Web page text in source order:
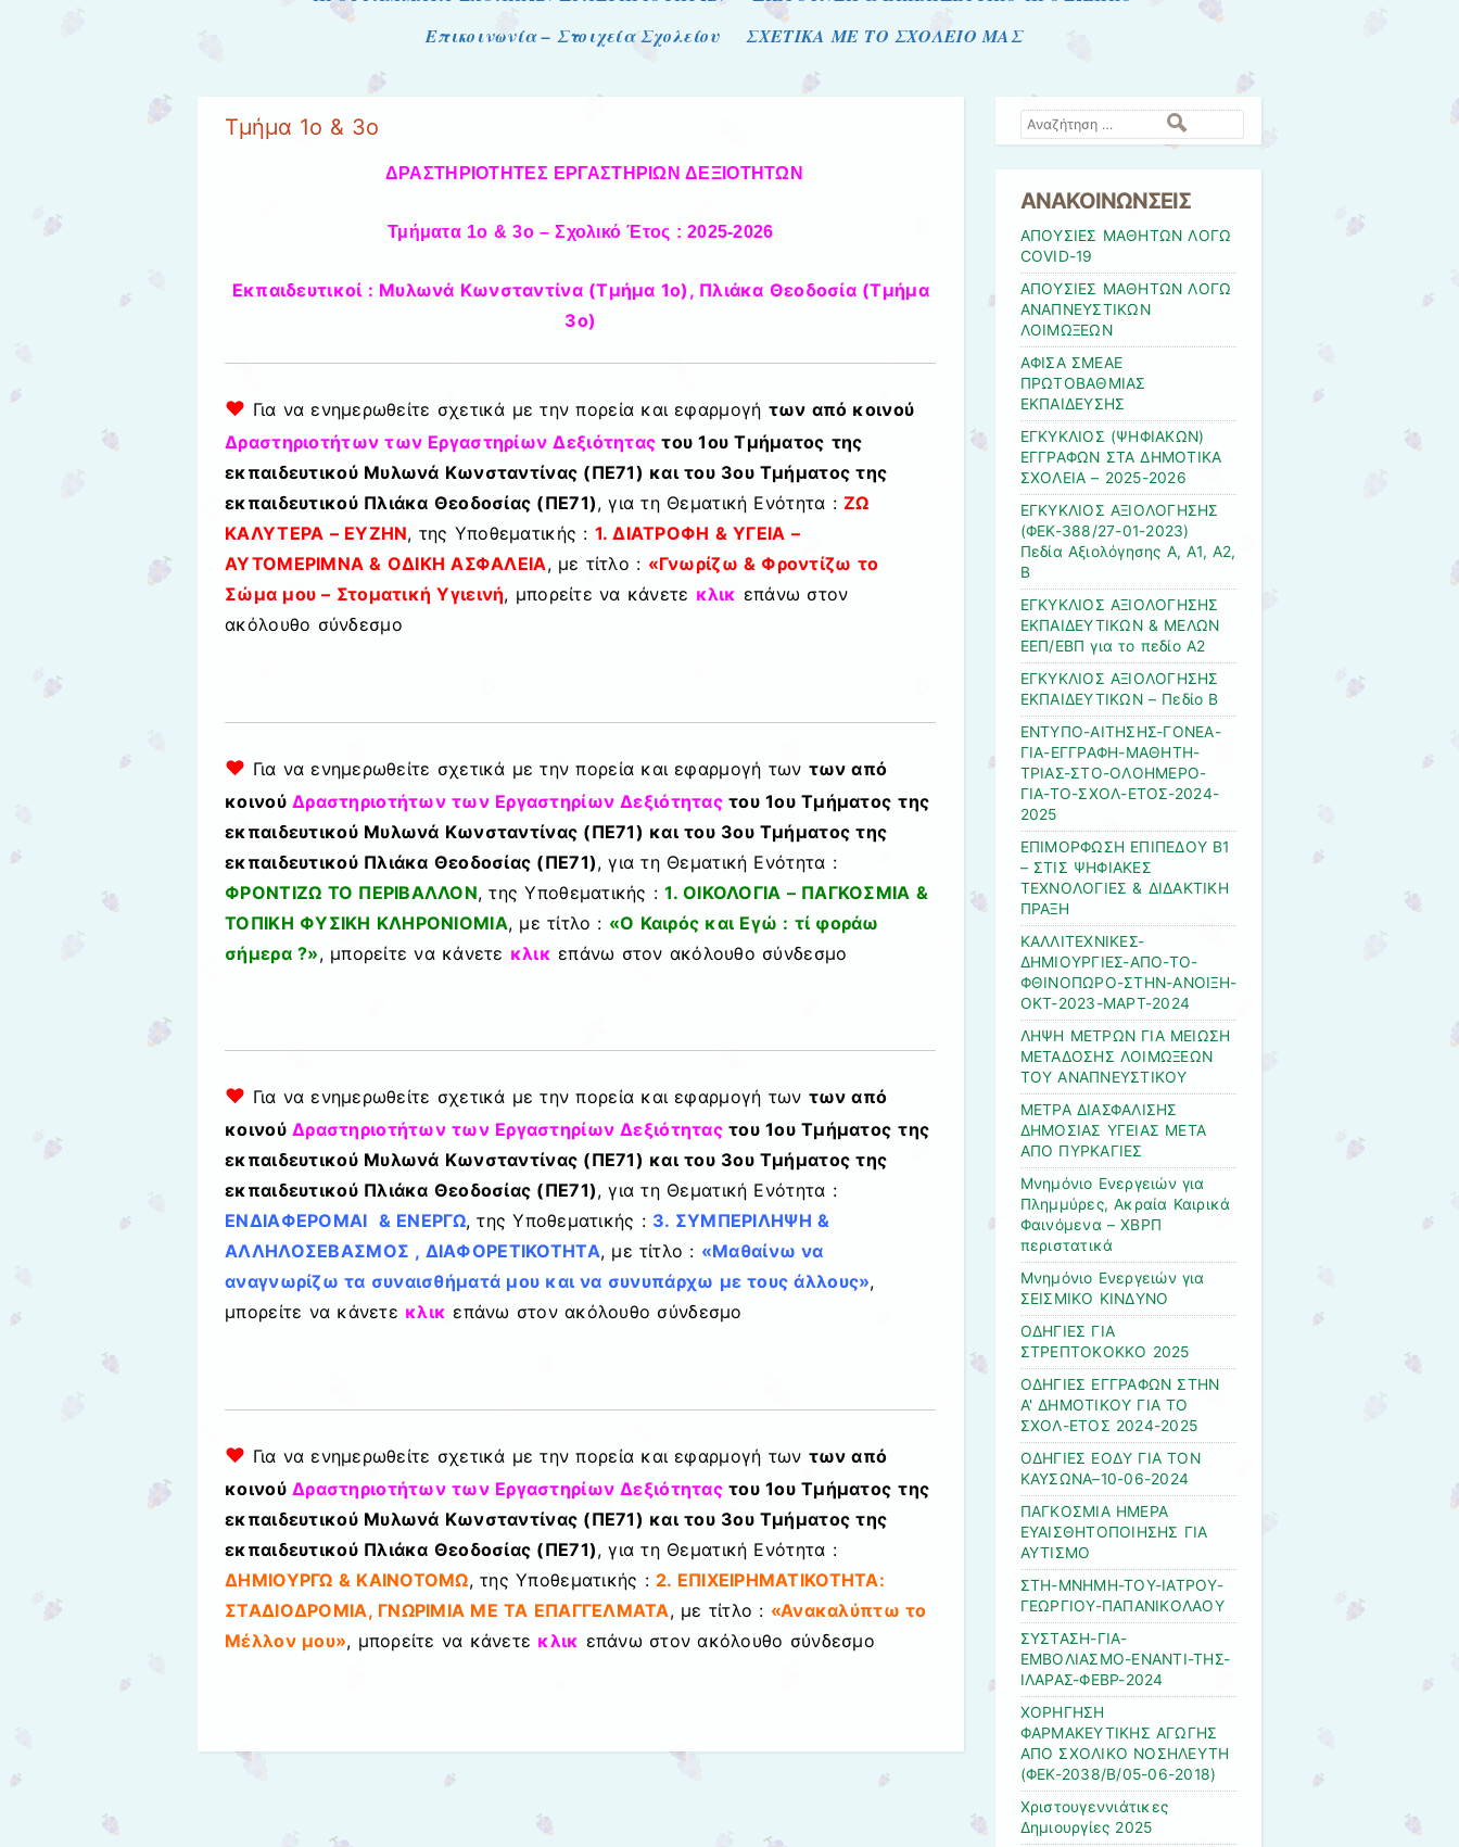
Επικοινωνία – Στοιχεία Σχολείου
ΣΧΕΤΙΚΑ ΜΕ ΤΟ ΣΧΟΛΕΙΟ ΜΑΣ
Τμήμα 1ο & 3ο
ΔΡΑΣΤΗΡΙΟΤΗΤΕΣ ΕΡΓΑΣΤΗΡΙΩΝ ΔΕΞΙΟΤΗΤΩΝ
Τμήματα 1ο & 3ο – Σχολικό Έτος : 2025-2026
Εκπαιδευτικοί : Μυλωνά Κωνσταντίνα (Τμήμα 1ο), Πλιάκα Θεοδοσία (Τμήμα
3ο)
♥ Για να ενημερωθείτε σχετικά με την πορεία και εφαρμογή των από κοινού
Δραστηριοτήτων των Εργαστηρίων Δεξιότητας του 1ου Τμήματος της
εκπαιδευτικού Μυλωνά Κωνσταντίνας (ΠΕ71) και του 3ου Τμήματος της
εκπαιδευτικού Πλιάκα Θεοδοσίας (ΠΕ71), για τη Θεματική Ενότητα : ΖΩ
ΚΑΛΥΤΕΡΑ – ΕΥΖΗΝ, της Υποθεματικής : 1.ΔΙΑΤΡΟΦΗ & ΥΓΕΙΑ –
ΑΥΤΟΜΕΡΙΜΝΑ & ΟΔΙΚΗ ΑΣΦΑΛΕΙΑ, με τίτλο : «Γνωρίζω & Φροντίζω το
Σώμα μου – Στοματική Υγιεινή, μπορείτε να κάνετε κλικ επάνω στον
ακόλουθο σύνδεσμο
♥ Για να ενημερωθείτε σχετικά με την πορεία και εφαρμογή των των από
κοινού Δραστηριοτήτων των Εργαστηρίων Δεξιότητας του 1ου Τμήματος της
εκπαιδευτικού Μυλωνά Κωνσταντίνας (ΠΕ71) και του 3ου Τμήματος της
εκπαιδευτικού Πλιάκα Θεοδοσίας (ΠΕ71), για τη Θεματική Ενότητα :
ΦΡΟΝΤΙΖΩ ΤΟ ΠΕΡΙΒΑΛΛΟΝ, της Υποθεματικής :1. ΟΙΚΟΛΟΓΙΑ – ΠΑΓΚΟΣΜΙΑ &
ΤΟΠΙΚΗ ΦΥΣΙΚΗ ΚΛΗΡΟΝΙΟΜΙΑ, με τίτλο : «Ο Καιρός και Εγώ : τί φοράω
σήμερα ?», μπορείτε να κάνετε κλικ επάνω στον ακόλουθο σύνδεσμο
♥ Για να ενημερωθείτε σχετικά με την πορεία και εφαρμογή των των από
κοινού Δραστηριοτήτων των Εργαστηρίων Δεξιότητας του 1ου Τμήματος της
εκπαιδευτικού Μυλωνά Κωνσταντίνας (ΠΕ71) και του 3ου Τμήματος της
εκπαιδευτικού Πλιάκα Θεοδοσίας (ΠΕ71), για τη Θεματική Ενότητα :
ΕΝΔΙΑΦΕΡΟΜΑΙ & ΕΝΕΡΓΩ, της Υποθεματικής : 3. ΣΥΜΠΕΡΙΛΗΨΗ &
ΑΛΛΗΛΟΣΕΒΑΣΜΟΣ , ΔΙΑΦΟΡΕΤΙΚΟΤΗΤΑ, με τίτλο : «Μαθαίνω να
αναγνωρίζω τα συναισθήματά μου και να συνυπάρχω με τους άλλους»,
μπορείτε να κάνετε κλικ επάνω στον ακόλουθο σύνδεσμο
♥ Για να ενημερωθείτε σχετικά με την πορεία και εφαρμογή των των από
κοινού Δραστηριοτήτων των Εργαστηρίων Δεξιότητας του 1ου Τμήματος της
εκπαιδευτικού Μυλωνά Κωνσταντίνας (ΠΕ71) και του 3ου Τμήματος της
εκπαιδευτικού Πλιάκα Θεοδοσίας (ΠΕ71), για τη Θεματική Ενότητα :
ΔΗΜΙΟΥΡΓΩ & ΚΑΙΝΟΤΟΜΩ, της Υποθεματικής : 2. ΕΠΙΧΕΙΡΗΜΑΤΙΚΟΤΗΤΑ:
ΣΤΑΔΙΟΔΡΟΜΙΑ, ΓΝΩΡΙΜΙΑ ΜΕ ΤΑ ΕΠΑΓΓΕΛΜΑΤΑ, με τίτλο : «Ανακαλύπτω το
Μέλλον μου», μπορείτε να κάνετε κλικ επάνω στον ακόλουθο σύνδεσμο
Αναζήτηση
ΑΝΑΚΟΙΝΩΝΣΕΙΣ
ΑΠΟΥΣΙΕΣ ΜΑΘΗΤΩΝ ΛΟΓΩ
COVID-19
ΑΠΟΥΣΙΕΣ ΜΑΘΗΤΩΝ ΛΟΓΩ
ΑΝΑΠΝΕΥΣΤΙΚΩΝ
ΛΟΙΜΩΞΕΩΝ
ΑΦΙΣΑ ΣΜΕΑΕ
ΠΡΩΤΟΒΑΘΜΙΑΣ
ΕΚΠΑΙΔΕΥΣΗΣ
ΕΓΚΥΚΛΙΟΣ (ΨΗΦΙΑΚΩΝ)
ΕΓΓΡΑΦΩΝ ΣΤΑ ΔΗΜΟΤΙΚΑ
ΣΧΟΛΕΙΑ – 2025-2026
ΕΓΚΥΚΛΙΟΣ ΑΞΙΟΛΟΓΗΣΗΣ
(ΦΕΚ-388/27-01-2023)
Πεδία Αξιολόγησης Α, Α1, Α2,
Β
ΕΓΚΥΚΛΙΟΣ ΑΞΙΟΛΟΓΗΣΗΣ
ΕΚΠΑΙΔΕΥΤΙΚΩΝ & ΜΕΛΩΝ
ΕΕΠ/ΕΒΠ για το πεδίο Α2
ΕΓΚΥΚΛΙΟΣ ΑΞΙΟΛΟΓΗΣΗΣ
ΕΚΠΑΙΔΕΥΤΙΚΩΝ – Πεδίο Β
ΕΝΤΥΠΟ-ΑΙΤΗΣΗΣ-ΓΟΝΕΑ-
ΓΙΑ-ΕΓΓΡΑΦΗ-ΜΑΘΗΤΗ-
ΤΡΙΑΣ-ΣΤΟ-ΟΛΟΗΜΕΡΟ-
ΓΙΑ-ΤΟ-ΣΧΟΛ-ΕΤΟΣ-2024-
2025
ΕΠΙΜΟΡΦΩΣΗ ΕΠΙΠΕΔΟΥ Β1
– ΣΤΙΣ ΨΗΦΙΑΚΕΣ
ΤΕΧΝΟΛΟΓΙΕΣ & ΔΙΔΑΚΤΙΚΗ
ΠΡΑΞΗ
ΚΑΛΛΙΤΕΧΝΙΚΕΣ-
ΔΗΜΙΟΥΡΓΙΕΣ-ΑΠΟ-ΤΟ-
ΦΘΙΝΟΠΩΡΟ-ΣΤΗΝ-ΑΝΟΙΞΗ-
ΟΚΤ-2023-ΜΑΡΤ-2024
ΛΗΨΗ ΜΕΤΡΩΝ ΓΙΑ ΜΕΙΩΣΗ
ΜΕΤΑΔΟΣΗΣ ΛΟΙΜΩΞΕΩΝ
ΤΟΥ ΑΝΑΠΝΕΥΣΤΙΚΟΥ
ΜΕΤΡΑ ΔΙΑΣΦΑΛΙΣΗΣ
ΔΗΜΟΣΙΑΣ ΥΓΕΙΑΣ ΜΕΤΑ
ΑΠΟ ΠΥΡΚΑΓΙΕΣ
Μνημόνιο Ενεργειών για
Πλημμύρες, Ακραία Καιρικά
Φαινόμενα – ΧΒΡΠ
περιστατικά
Μνημόνιο Ενεργειών για
ΣΕΙΣΜΙΚΟ ΚΙΝΔΥΝΟ
ΟΔΗΓΙΕΣ ΓΙΑ
ΣΤΡΕΠΤΟΚΟΚΚΟ 2025
ΟΔΗΓΙΕΣ ΕΓΓΡΑΦΩΝ ΣΤΗΝ
Α' ΔΗΜΟΤΙΚΟΥ ΓΙΑ ΤΟ
ΣΧΟΛ-ΕΤΟΣ 2024-2025
ΟΔΗΓΙΕΣ ΕΟΔΥ ΓΙΑ ΤΟΝ
ΚΑΥΣΩΝΑ–10-06-2024
ΠΑΓΚΟΣΜΙΑ ΗΜΕΡΑ
ΕΥΑΙΣΘΗΤΟΠΟΙΗΣΗΣ ΓΙΑ
ΑΥΤΙΣΜΟ
ΣΤΗ-ΜΝΗΜΗ-ΤΟΥ-ΙΑΤΡΟΥ-
ΓΕΩΡΓΙΟΥ-ΠΑΠΑΝΙΚΟΛΑΟΥ
ΣΥΣΤΑΣΗ-ΓΙΑ-
ΕΜΒΟΛΙΑΣΜΟ-ΕΝΑΝΤΙ-ΤΗΣ-
ΙΛΑΡΑΣ-ΦΕΒΡ-2024
ΧΟΡΗΓΗΣΗ
ΦΑΡΜΑΚΕΥΤΙΚΗΣ ΑΓΩΓΗΣ
ΑΠΟ ΣΧΟΛΙΚΟ ΝΟΣΗΛΕΥΤΗ
(ΦΕΚ-2038/Β/05-06-2018)
Χριστουγεννιάτικες
Δημιουργίες 2025